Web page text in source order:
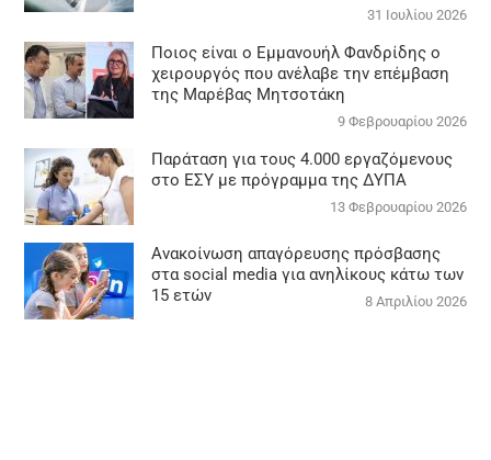
31 Ιουλίου 2026
Ποιος είναι ο Εμμανουήλ Φανδρίδης ο
χειρουργός που ανέλαβε την επέμβαση
της Μαρέβας Μητσοτάκη
9 Φεβρουαρίου 2026
Παράταση για τους 4.000 εργαζόμενους
στο ΕΣΥ με πρόγραμμα της ΔΥΠΑ
13 Φεβρουαρίου 2026
Ανακοίνωση απαγόρευσης πρόσβασης
στα social media για ανηλίκους κάτω των
15 ετών
8 Απριλίου 2026